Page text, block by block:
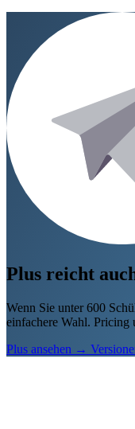
Plus reicht
Wenn Sie unter 600
einfachere Wahl. Pricing
Plus ansehen →